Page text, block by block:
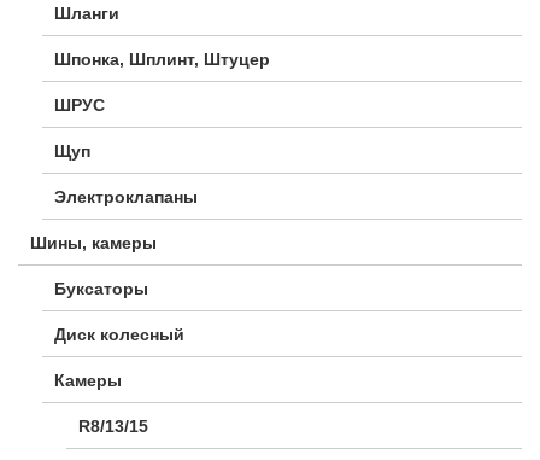
Шланги
Шпонка, Шплинт, Штуцер
ШРУС
Щуп
Электроклапаны
Шины, камеры
Буксаторы
Диск колесный
Камеры
R8/13/15